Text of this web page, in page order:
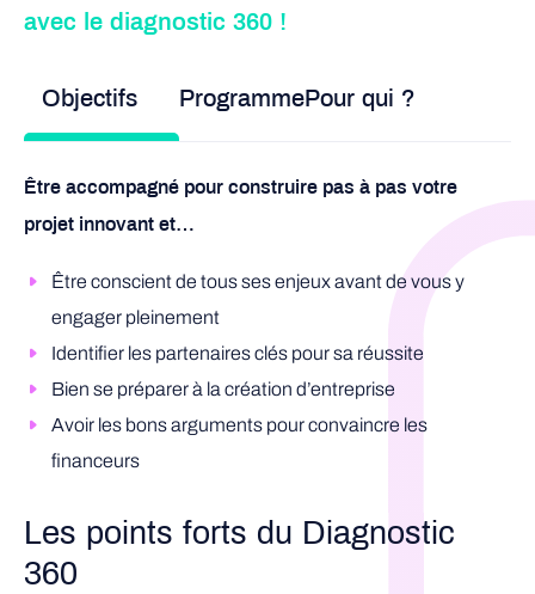
avec le diagnostic 360 !
Objectifs ProgrammePour qui ?
Être accompagné pour construire pas à pas votre
projet innovant et…
Être conscient de tous ses enjeux avant de vous y
engager pleinement
Identifier les partenaires clés pour sa réussite
Bien se préparer à la création d’entreprise
Avoir les bons arguments pour convaincre les
financeurs
Les points forts du Diagnostic
360